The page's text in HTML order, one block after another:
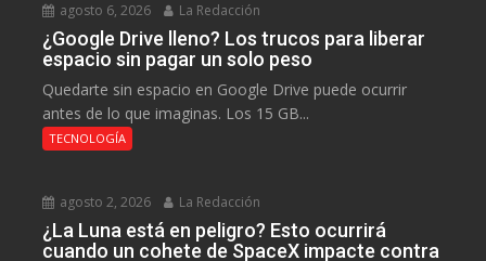
agosto 6, 2026 La Redacción
¿Google Drive lleno? Los trucos para liberar
espacio sin pagar un solo peso
Quedarte sin espacio en Google Drive puede ocurrir
antes de lo que imaginas. Los 15 GB...
TECNOLOGÍA
agosto 2, 2026 La Redacción
¿La Luna está en peligro? Esto ocurrirá
cuando un cohete de SpaceX impacte contra